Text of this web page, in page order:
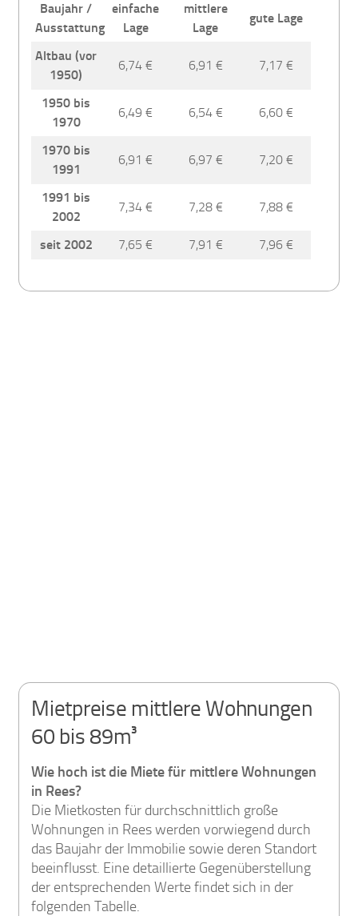
Baujahr /
Ausstattung
einfache
Lage
mittlere
Lage
gute Lage
Altbau (vor
1950)
6,74 € 6,91 € 7,17 €
1950 bis
1970
6,49 € 6,54 € 6,60 €
1970 bis
1991
6,91 € 6,97 € 7,20 €
1991 bis
2002
7,34 € 7,28 € 7,88 €
seit 2002 7,65 € 7,91 € 7,96 €
Mietpreise mittlere Wohnungen
60 bis 89m³
Wie hoch ist die Miete für mittlere Wohnungen
in Rees?
Die Mietkosten für durchschnittlich große
Wohnungen in Rees werden vorwiegend durch
das Baujahr der Immobilie sowie deren Standort
beeinflusst. Eine detaillierte Gegenüberstellung
der entsprechenden Werte findet sich in der
folgenden Tabelle.